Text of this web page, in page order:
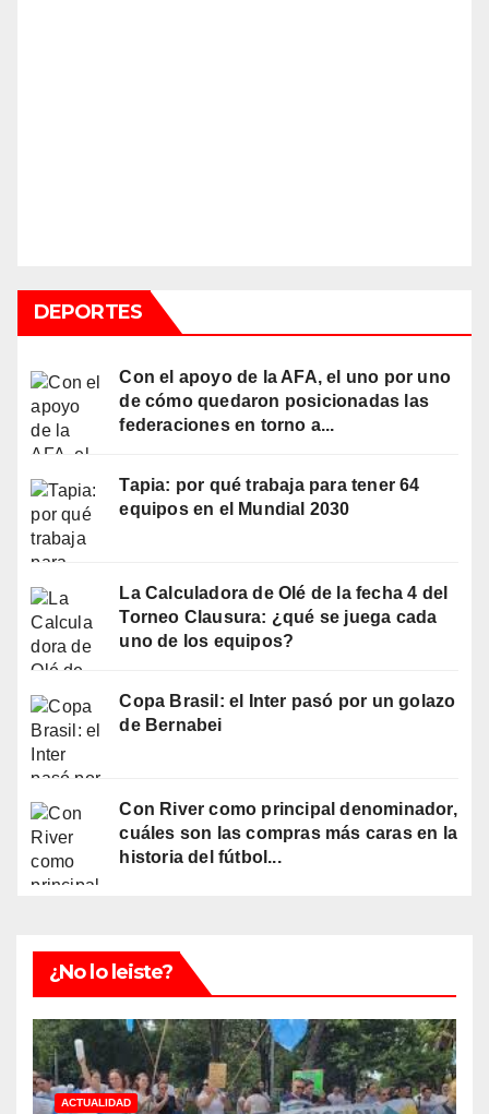
DEPORTES
Con el apoyo de la AFA, el uno por uno
de cómo quedaron posicionadas las
federaciones en torno a...
Tapia: por qué trabaja para tener 64
equipos en el Mundial 2030
La Calculadora de Olé de la fecha 4 del
Torneo Clausura: ¿qué se juega cada
uno de los equipos?
Copa Brasil: el Inter pasó por un golazo
de Bernabei
Con River como principal denominador,
cuáles son las compras más caras en la
historia del fútbol...
¿No lo leiste?
ACTUALIDAD